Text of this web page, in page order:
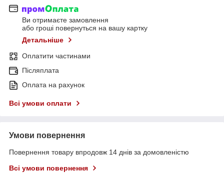
Ви отримаєте замовлення
або гроші повернуться на вашу картку
Детальніше
Оплатити частинами
Післяплата
Оплата на рахунок
Всі умови оплати
Умови повернення
Повернення товару впродовж 14 днів за домовленістю
Всі умови повернення